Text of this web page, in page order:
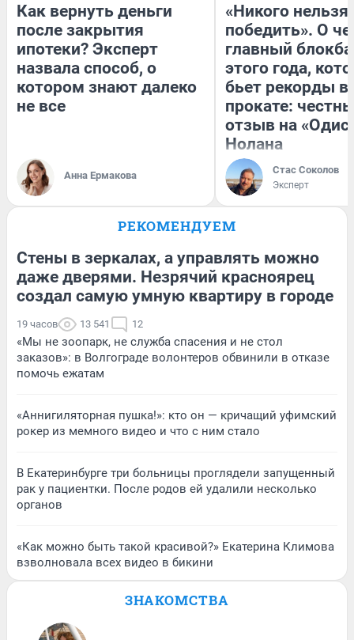
Как вернуть деньги
после закрытия
ипотеки? Эксперт
назвала способ, о
котором знают далеко
не все
Анна Ермакова
«Никого нельзя
победить». О
главный
этого года,
бьет рекорды в
прокате:
отзыв на
Нолана
Стас Соколов
Эксперт
РЕКОМЕНДУЕМ
Стены в зеркалах, а управлять можно
даже дверями. Незрячий красноярец
создал самую умную квартиру в городе
19 часов 13 541 12
«Мы не зоопарк, не служба спасения и не стол
заказов»: в Волгограде волонтеров обвинили в отказе
помочь ежатам
«Аннигиляторная пушка!»: кто он — кричащий уфимский
рокер из мемного видео и что с ним стало
В Екатеринбурге три больницы проглядели запущенный
рак у пациентки. После родов ей удалили несколько
органов
«Как можно быть такой красивой?» Екатерина Климова
взволновала всех видео в бикини
ЗНАКОМСТВА